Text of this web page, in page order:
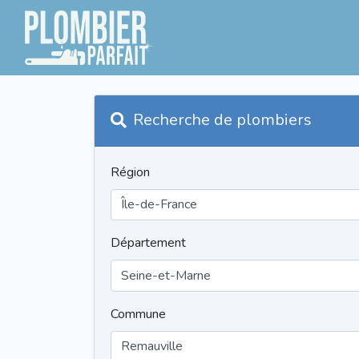
Recherche de plombiers
Région
Département
Commune